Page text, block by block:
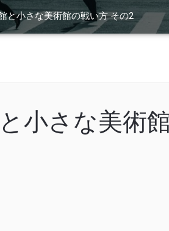
と小さな美術館の戦い方 その2
小さな美術